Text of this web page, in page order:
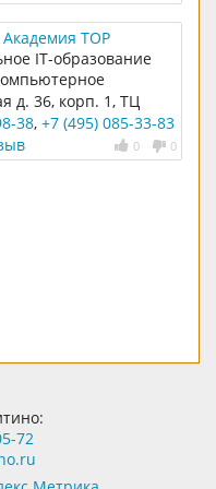
ТОР
IT-образование
детей 7-14 лет
д. 36, корп. 1, ТЦ
38, +7 (495) 085-33-83
0 0
72